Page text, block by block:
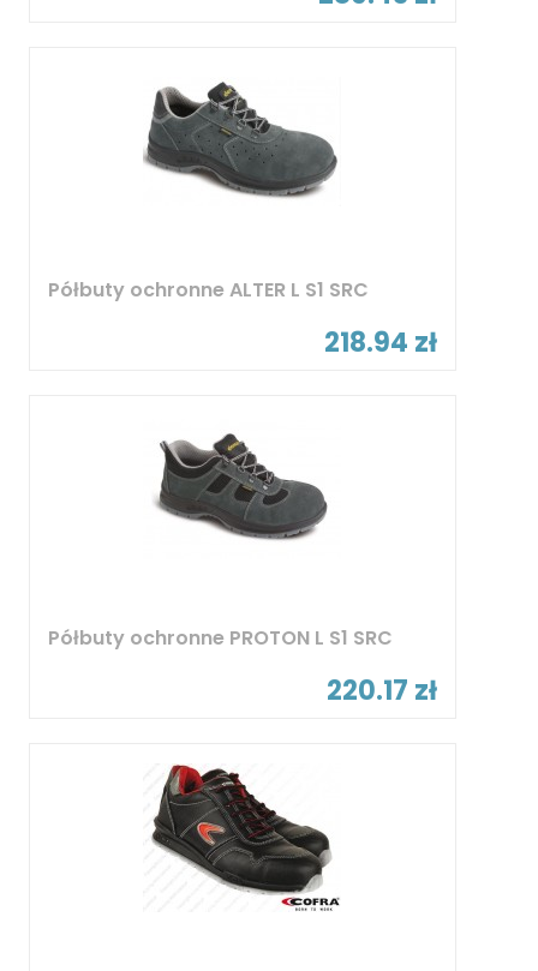
Półbuty ochronne ALTER L S1 SRC
218.94 zł
Półbuty ochronne PROTON L S1 SRC
220.17 zł